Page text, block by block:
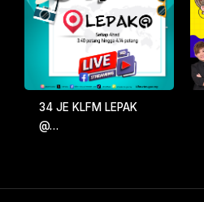
34 JE KLFM LEPAK
@…